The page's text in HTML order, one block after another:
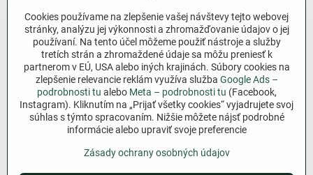
Všetko o nákupe
Ďakujeme za podporu
Sme slovenský e-shop bez dotácií​. Fungujeme len
vďaka vám – ľuďom, ktorí veria v poctivú prácu a
lásku k pôde​. Každý nákup na Jutro​.sk nám pomáha
pokračovať v tom, čo má zmysel – pomáhať
záhradkárom zadarmo a srdcom​.
Cookies používame na zlepšenie vašej návštevy tejto webovej
stránky, analýzu jej výkonnosti a zhromažďovanie údajov o jej
používaní. Na tento účel môžeme použiť nástroje a služby
tretích strán a zhromaždené údaje sa môžu preniesť k
partnerom v EÚ, USA alebo iných krajinách. Súbory cookies na
zlepšenie relevancie reklám využíva služba Google Ads –
podrobnosti tu alebo Meta – podrobnosti tu (Facebook,
Instagram). Kliknutím na „Prijať všetky cookies“ vyjadrujete svoj
súhlas s týmto spracovaním. Nižšie môžete nájsť podrobné
informácie alebo upraviť svoje preferencie
Zásady ochrany osobných údajov